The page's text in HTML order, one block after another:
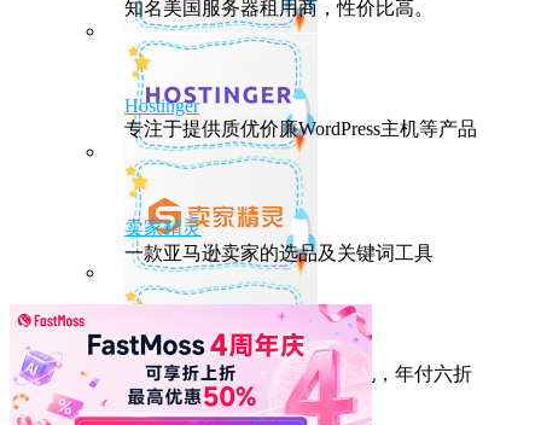
知名美国服务器租用商，性价比高。
Hostinger
专注于提供质优价廉WordPress主机等产品
卖家精灵
一款亚马逊卖家的选品及关键词工具
HostEase
性能出众的高性价比美国主机，年付六折